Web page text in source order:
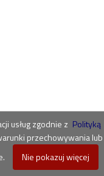
usług zgodnie z Polityką
przechowywania lub
Nie pokazuj więcej